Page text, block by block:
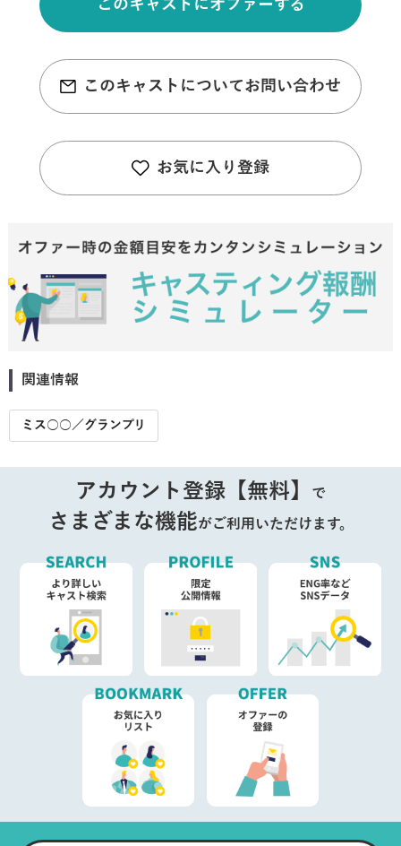
このキャストにオファーする
このキャストについてお問い合わせ
お気に入り登録
関連情報
ミス○○／グランプリ
アカウント登録【無料】 で
さまざまな機能がご利用いただけます。